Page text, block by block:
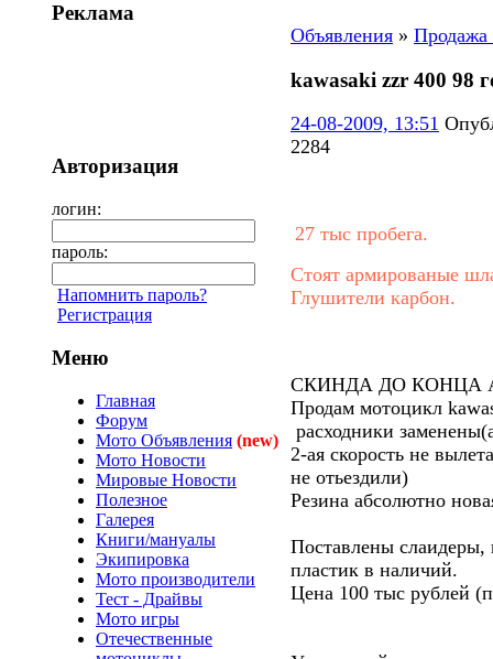
Реклама
Авторизация
логин:
пароль:
Напомнить пароль?
Регистрация
Меню
Главная
Форум
Мото Объявления (new)
Мото Новости
Мировые Новости
Полезное
Галерея
Книги/мануалы
Экипировка
Мото производители
Тест - Драйвы
Мото игры
Отечественные
Объявления » Продажа
kawasaki zzr 400 98
24-08-2009, 13:51
2284
27 тыс пробега.
Стоят армированые
Глушители карбон.
СКИНДА ДО КОНЦА
Продам мотоцикл
расходники
2-ая скорость не
не отьездили)
Резина абсолютно
Поставлены слаидеры,
пластик в наличий.
Цена 100 тыс рублей